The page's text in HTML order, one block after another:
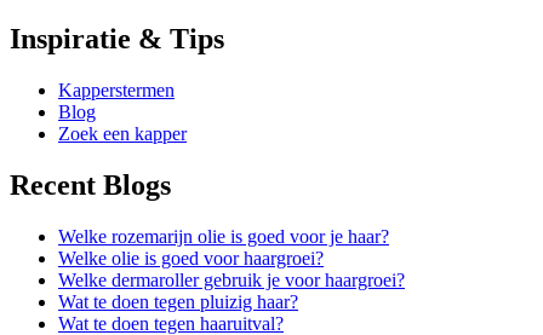
Inspiratie & Tips
Kapperstermen
Blog
Zoek een kapper
Recent Blogs
Welke rozemarijn olie is goed voor je haar?
Welke olie is goed voor haargroei?
Welke dermaroller gebruik je voor haargroei?
Wat te doen tegen pluizig haar?
Wat te doen tegen haaruitval?